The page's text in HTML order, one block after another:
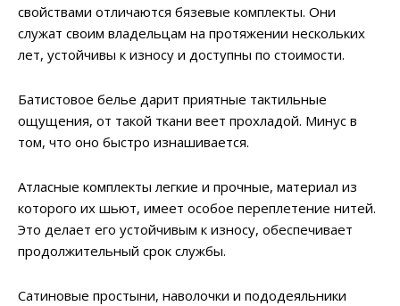
свойствами отличаются бязевые комплекты. Они
служат своим владельцам на протяжении нескольких
лет, устойчивы к износу и доступны по стоимости.
Батистовое белье дарит приятные тактильные
ощущения, от такой ткани веет прохладой. Минус в
том, что оно быстро изнашивается.
Атласные комплекты легкие и прочные, материал из
которого их шьют, имеет особое переплетение нитей.
Это делает его устойчивым к износу, обеспечивает
продолжительный срок службы.
Сатиновые простыни, наволочки и пододеяльники